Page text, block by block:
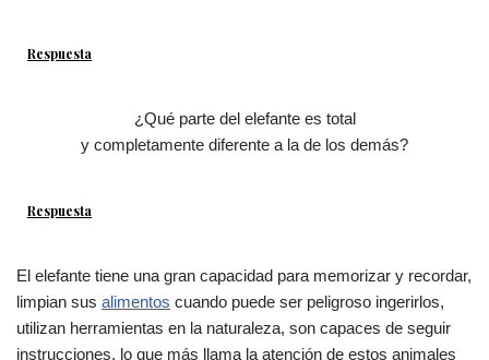
Respuesta
¿Qué parte del elefante es total
y completamente diferente a la de los demás?
Respuesta
El elefante tiene una gran capacidad para memorizar y recordar,
limpian sus alimentos cuando puede ser peligroso ingerirlos,
utilizan herramientas en la naturaleza, son capaces de seguir
instrucciones, lo que más llama la atención de estos animales